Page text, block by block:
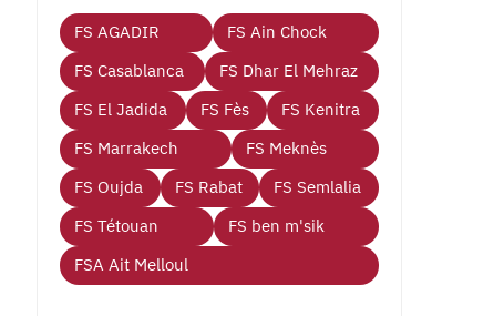
FS AGADIR
FS Ain Chock
FS Casablanca
FS Dhar El Mehraz
FS El Jadida
FS Fès
FS Kenitra
FS Marrakech
FS Meknès
FS Oujda
FS Rabat
FS Semlalia
FS Tétouan
FS ben m'sik
FSA Ait Melloul